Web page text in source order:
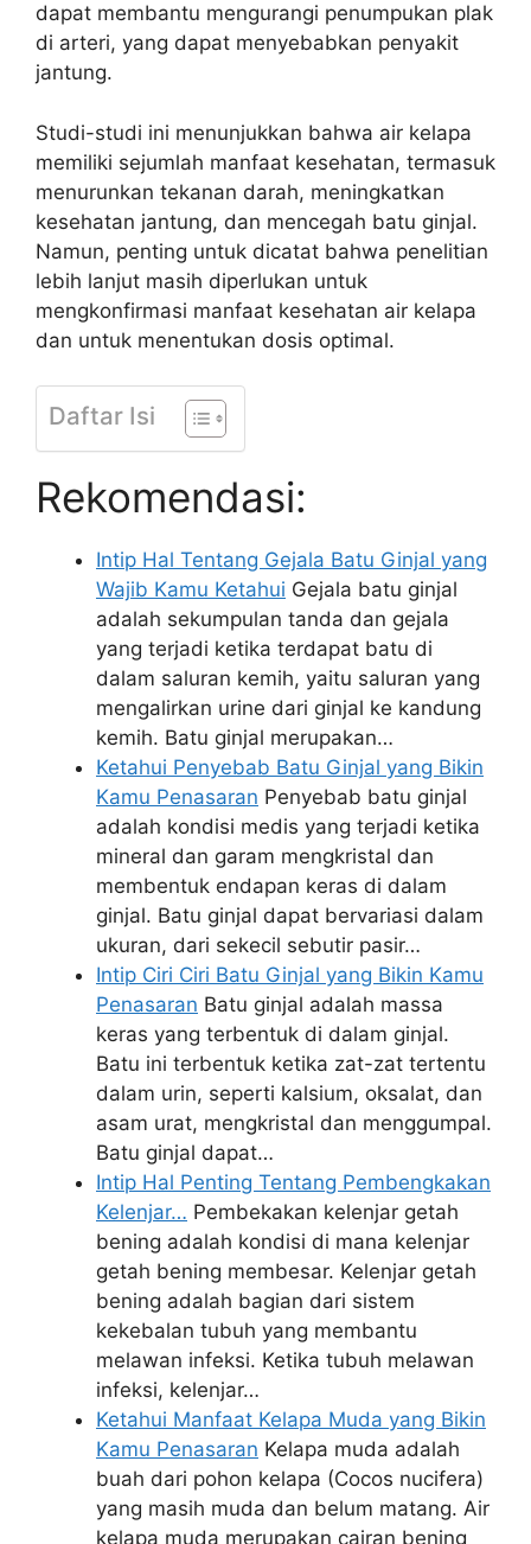
dapat membantu mengurangi penumpukan plak
di arteri, yang dapat menyebabkan penyakit
jantung.
Studi-studi ini menunjukkan bahwa air kelapa
memiliki sejumlah manfaat kesehatan, termasuk
menurunkan tekanan darah, meningkatkan
kesehatan jantung, dan mencegah batu ginjal.
Namun, penting untuk dicatat bahwa penelitian
lebih lanjut masih diperlukan untuk
mengkonfirmasi manfaat kesehatan air kelapa
dan untuk menentukan dosis optimal.
Daftar Isi
Rekomendasi:
Intip Hal Tentang Gejala Batu Ginjal yang
Wajib Kamu Ketahui Gejala batu ginjal
adalah sekumpulan tanda dan gejala
yang terjadi ketika terdapat batu di
dalam saluran kemih, yaitu saluran yang
mengalirkan urine dari ginjal ke kandung
kemih. Batu ginjal merupakan…
Ketahui Penyebab Batu Ginjal yang Bikin
Kamu Penasaran Penyebab batu ginjal
adalah kondisi medis yang terjadi ketika
mineral dan garam mengkristal dan
membentuk endapan keras di dalam
ginjal. Batu ginjal dapat bervariasi dalam
ukuran, dari sekecil sebutir pasir…
Intip Ciri Ciri Batu Ginjal yang Bikin Kamu
Penasaran Batu ginjal adalah massa
keras yang terbentuk di dalam ginjal.
Batu ini terbentuk ketika zat-zat tertentu
dalam urin, seperti kalsium, oksalat, dan
asam urat, mengkristal dan menggumpal.
Batu ginjal dapat…
Intip Hal Penting Tentang Pembengkakan
Kelenjar… Pembekakan kelenjar getah
bening adalah kondisi di mana kelenjar
getah bening membesar. Kelenjar getah
bening adalah bagian dari sistem
kekebalan tubuh yang membantu
melawan infeksi. Ketika tubuh melawan
infeksi, kelenjar…
Ketahui Manfaat Kelapa Muda yang Bikin
Kamu Penasaran Kelapa muda adalah
buah dari pohon kelapa (Cocos nucifera)
yang masih muda dan belum matang. Air
kelapa muda merupakan cairan bening